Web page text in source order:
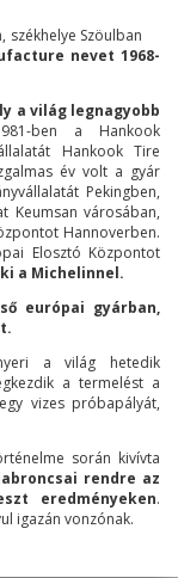
székhelye Szöulban
nevet 1968-
a világ legnagyobb
ben a Hankook
Hankook Tire
év volt a gyár
Pekingben,
Keumsan városában,
Hannoverben.
Elosztó Központot
a Michelinnel.
európai gyárban,
a világ hetedik
a termelést a
vizes próbapályát,
során kivívta
rendre az
eredményeken.
igazán vonzónak.